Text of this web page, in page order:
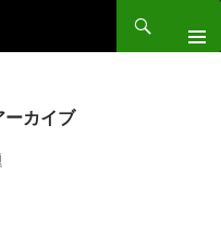
ーカイブ